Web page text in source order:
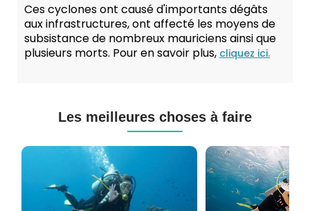
Ces cyclones ont causé d'importants dégâts
aux infrastructures, ont affecté les moyens de
subsistance de nombreux mauriciens ainsi que
plusieurs morts. Pour en savoir plus, cliquez ici.
Les meilleures choses à faire
de
Sous-
marine
à
Maurice